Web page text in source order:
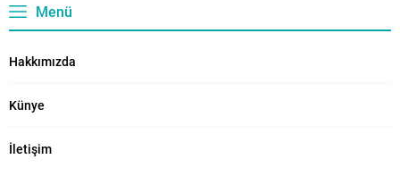
Menü
Hakkımızda
Künye
İletişim